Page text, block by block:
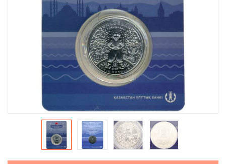
Юбилейные монеты Банка России (с 1999 года)
Памятные и инвестиционные монеты СССР и России
Иностранные монеты
Неофициальные выпуски монет (Unusual)
Античные и средневековые монеты
Наборы монет